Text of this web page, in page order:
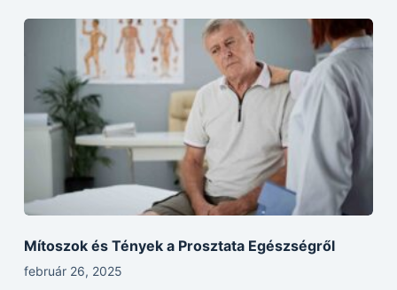
Mítoszok és Tények a Prosztata Egészségről
február 26, 2025